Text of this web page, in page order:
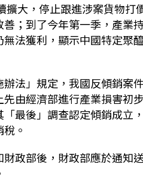
大，停止跟進涉案貨物打
；到了今年第一季，產業
法獲利，顯示中國特定聚
法」規定，我國反傾銷案
由經濟部進行產業損害初
最後」調查認定傾銷成立
。
政部後，財政部應於通知